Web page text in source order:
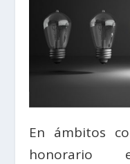
En ámbitos
honorario